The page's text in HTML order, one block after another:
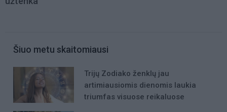
Šiuo metu skaitomiausi
Trijų Zodiako ženklų jau
artimiausiomis dienomis laukia
triumfas visuose reikaluose